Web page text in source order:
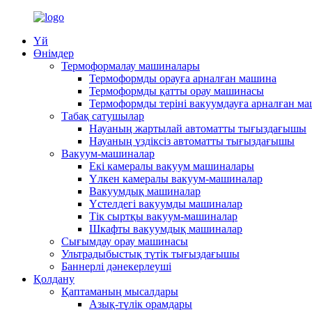
Үй
Өнімдер
Термоформалау машиналары
Термоформды орауға арналған машина
Термоформды қатты орау машинасы
Термоформды теріні вакуумдауға арналған
Табақ сатушылар
Науаның жартылай автоматты тығыздағышы
Науаның үздіксіз автоматты тығыздағышы
Вакуум-машиналар
Екі камералы вакуум машиналары
Үлкен камералы вакуум-машиналар
Вакуумдық машиналар
Үстелдегі вакуумды машиналар
Тік сыртқы вакуум-машиналар
Шкафты вакуумдық машиналар
Сығымдау орау машинасы
Ультрадыбыстық түтік тығыздағышы
Баннерлі дәнекерлеуші
Қолдану
Қаптаманың мысалдары
Азық-түлік орамдары